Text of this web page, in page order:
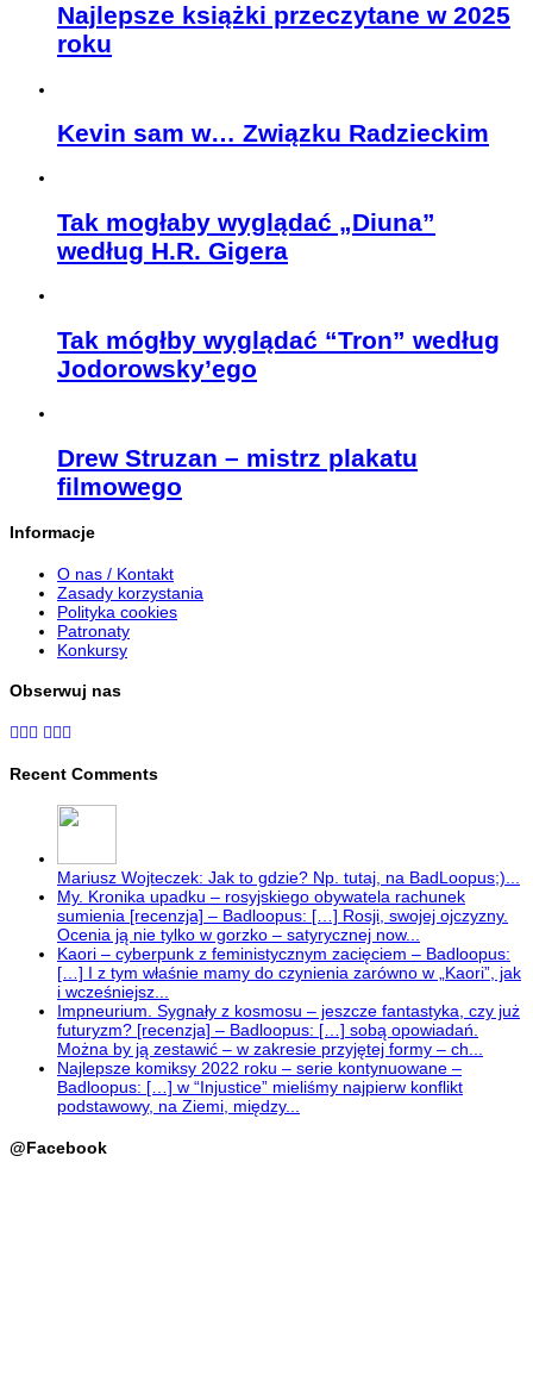
Najlepsze książki przeczytane w 2025
roku
Kevin sam w… Związku Radzieckim
Tak mogłaby wyglądać „Diuna”
według H.R. Gigera
Tak mógłby wyglądać “Tron” według
Jodorowsky’ego
Drew Struzan – mistrz plakatu
filmowego
Informacje
O nas / Kontakt
Zasady korzystania
Polityka cookies
Patronaty
Konkursy
Obserwuj nas
Recent Comments
Mariusz Wojteczek: Jak to gdzie? Np. tutaj, na BadLoopus;)...
My. Kronika upadku – rosyjskiego obywatela rachunek
sumienia [recenzja] – Badloopus: […] Rosji, swojej ojczyzny.
Ocenia ją nie tylko w gorzko – satyrycznej now...
Kaori – cyberpunk z feministycznym zacięciem – Badloopus:
[…] I z tym właśnie mamy do czynienia zarówno w „Kaori”, jak
i wcześniejsz...
Impneurium. Sygnały z kosmosu – jeszcze fantastyka, czy już
futuryzm? [recenzja] – Badloopus: […] sobą opowiadań.
Można by ją zestawić – w zakresie przyjętej formy – ch...
Najlepsze komiksy 2022 roku – serie kontynuowane –
Badloopus: […] w “Injustice” mieliśmy najpierw konflikt
podstawowy, na Ziemi, między...
@Facebook